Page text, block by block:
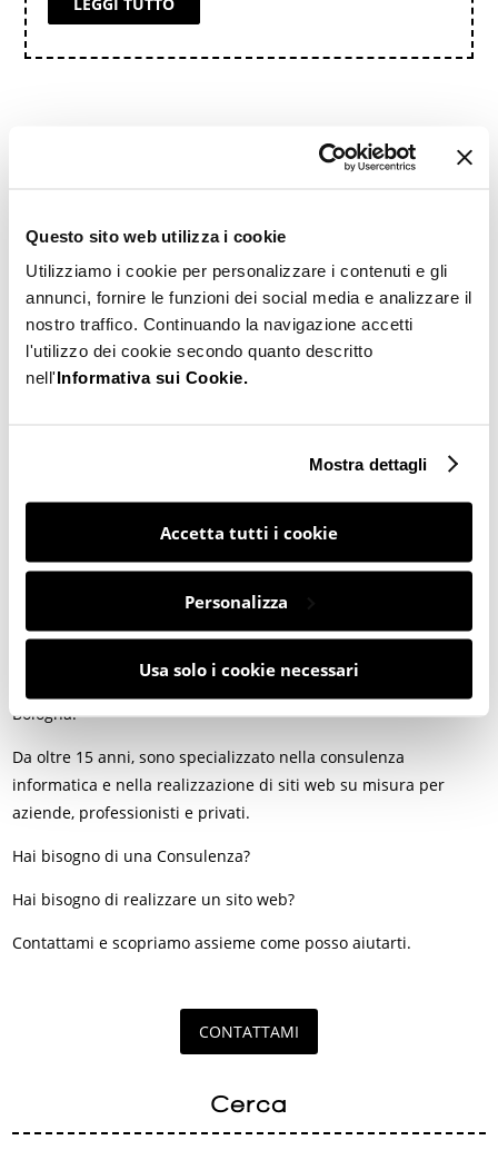
Questo sito web utilizza i cookie
Utilizziamo i cookie per personalizzare i contenuti e gli
annunci, fornire le funzioni dei social media e analizzare il
nostro traffico. Continuando la navigazione accetti
l'utilizzo dei cookie secondo quanto descritto
nell'Informativa sui Cookie.
Mostra dettagli
Accetta tutti i cookie
Personalizza
Usa solo i cookie necessari
LEGGI TUTTO
Chi sono
Ciao! Mi chiamo Gabriele Alessandro Latte, sono un
Bologna.
Da oltre 15 anni, sono specializzato nella consulenza
informatica e nella realizzazione di siti web su misura per
aziende, professionisti e privati.
Hai bisogno di una Consulenza?
Hai bisogno di realizzare un sito web?
Contattami e scopriamo assieme come posso aiutarti.
CONTATTAMI
Cerca